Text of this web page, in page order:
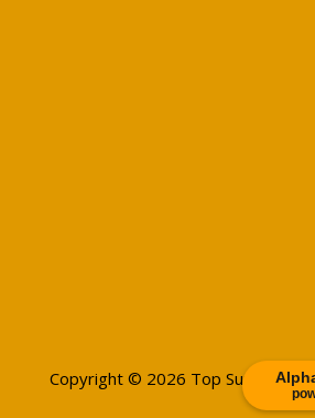
Copyright © 2026 Top Sun -